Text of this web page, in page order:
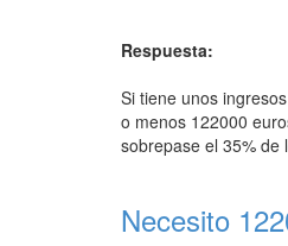
Respuesta:
Si tiene unos
o menos 122000
sobrepase el 35% de
Necesito